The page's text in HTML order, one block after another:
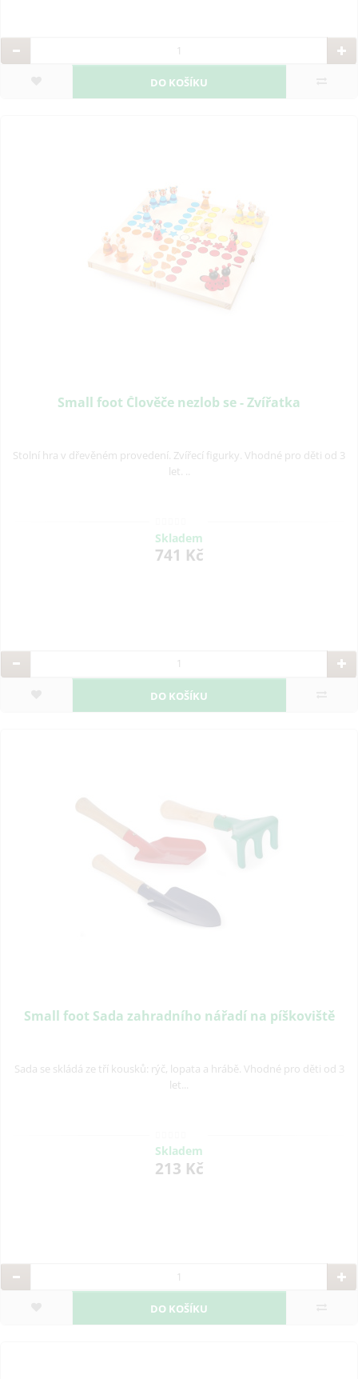
DO KOŠÍKU
Small foot Člověče nezlob se - Zvířatka
Stolní hra v dřevěném provedení. Zvířecí figurky. Vhodné pro děti od 3
let. ..
Skladem
741 Kč
DO KOŠÍKU
Small foot Sada zahradního nářadí na píškoviště
Sada se skládá ze tří kousků: rýč, lopata a hrábě. Vhodné pro děti od 3
let...
Skladem
213 Kč
DO KOŠÍKU